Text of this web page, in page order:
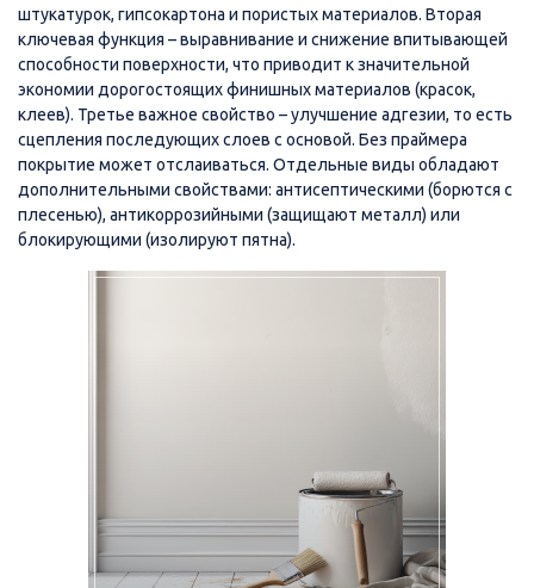
штукатурок, гипсокартона и пористых материалов. Вторая
ключевая функция – выравнивание и снижение впитывающей
способности поверхности, что приводит к значительной
экономии дорогостоящих финишных материалов (красок,
клеев). Третье важное свойство – улучшение адгезии, то есть
сцепления последующих слоев с основой. Без праймера
покрытие может отслаиваться. Отдельные виды обладают
дополнительными свойствами: антисептическими (борются с
плесенью), антикоррозийными (защищают металл) или
блокирующими (изолируют пятна).